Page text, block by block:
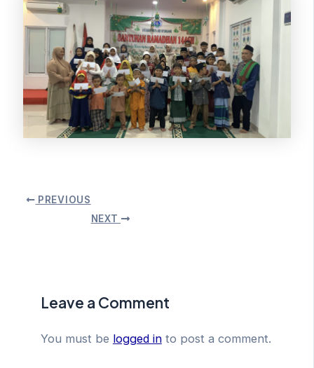
PREVIOUS
NEXT
Leave a Comment
You must be logged into post a comment.